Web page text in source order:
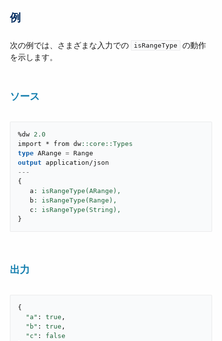
例
次の例では、さまざまな入力での ​ isRangeType
​ の動作
を示します。
ソース
%dw 2.0
import * from dw
type ARange =
output
application/json
---
{
   a
: isRangeType(ARange),
   b
: isRangeType(Range),
   c
: isRangeType(String),
}
出力
{
"a" : true ,
"b" : true ,
"c" : false